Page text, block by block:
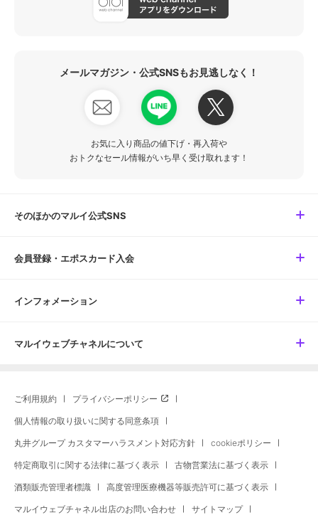
メールマガジン・公式SNSもお見逃しなく！
お気に入り商品の値下げ・再入荷や
おトクなセール情報がいち早く受け取れます！
そのほかのマルイ公式SNS
会員登録・エポスカード入会
インフォメーション
マルイウェブチャネルについて
ご利用規約 プライバシーポリシー
個人情報の取り扱いに関する同意条項
丸井グループ カスタマーハラスメント対応方針 cookieポリシー
特定商取引に関する法律に基づく表示 古物営業法に基づく表示
酒類販売管理者標識 高度管理医療機器等販売許可に基づく表示
マルイウェブチャネル出店のお問い合わせ サイトマップ